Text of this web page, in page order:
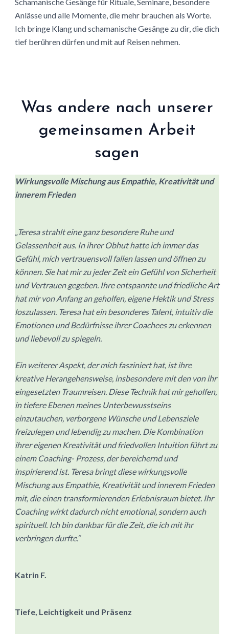
Anlässe und alle Momente, die mehr brauchen als Worte.
Ich bringe Klang und schamanische Gesänge zu dir, die dich
tief berühren dürfen und mit auf Reisen nehmen.
Was andere nach unserer
gemeinsamen Arbeit
sagen
Wirkungsvolle Mischung aus Empathie, Kreativität und
innerem Frieden
„Teresa strahlt eine ganz besondere Ruhe und
Gelassenheit aus. In ihrer Obhut hatte ich immer das
Gefühl, mich vertrauensvoll fallen lassen und öffnen zu
können. Sie hat mir zu jeder Zeit ein Gefühl von Sicherheit
und Vertrauen gegeben. Ihre entspannte und friedliche Art
hat mir von Anfang an geholfen, eigene Hektik und Stress
loszulassen. Teresa hat ein besonderes Talent, intuitiv die
Emotionen und Bedürfnisse ihrer Coachees zu erkennen
und liebevoll zu spiegeln.
Ein weiterer Aspekt, der mich fasziniert hat, ist ihre
kreative Herangehensweise, insbesondere mit den von ihr
eingesetzten Traumreisen. Diese Technik hat mir geholfen,
in tiefere Ebenen meines Unterbewusstseins
einzutauchen, verborgene Wünsche und Lebensziele
freizulegen und lebendig zu machen. Die Kombination
ihrer eigenen Kreativität und friedvollen Intuition führt zu
einem Coaching- Prozess, der bereichernd und
inspirierend ist. Teresa bringt diese wirkungsvolle
Mischung aus Empathie, Kreativität und innerem Frieden
mit, die einen transformierenden Erlebnisraum bietet. Ihr
Coaching wirkt dadurch nicht emotional, sondern auch
spirituell. Ich bin dankbar für die Zeit, die ich mit ihr
verbringen durfte.“
Katrin F.
Tiefe, Leichtigkeit und Präsenz